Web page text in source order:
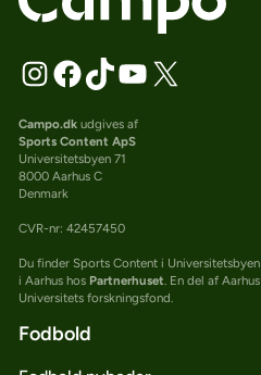
Campo.dkudgives af
Sports Content ApS
Universitetsbyen 71
8000 Aarhus C
Denmark
CVR-nr: 42457450
Du finder Sports Content i Universitetsbyen
i Aarhus hos Partnerhuset. En del af Aarhus
Universitets forskningsfond.
Fodbold